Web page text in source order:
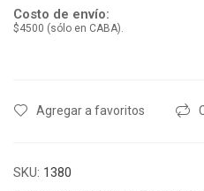
Costo de envío:
$4500 (sólo en CABA).
Agregar a favoritos
SKU: 1380